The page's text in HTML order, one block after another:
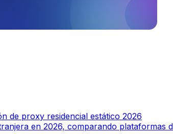
de proxy residencial estático 2026
en 2026, comparando plataformas